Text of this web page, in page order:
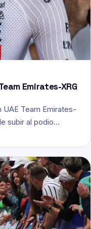
Emirates-XRG
UAE Team Emirates-
subir al podio…